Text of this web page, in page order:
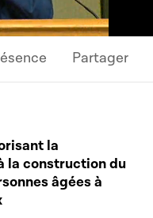
Partager
la
la construction du
âgées à